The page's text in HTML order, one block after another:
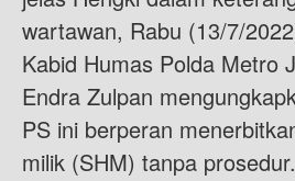
wartawan, Rabu (13/7/
Kabid Humas Polda Metro
Endra Zulpan
PS ini berperan
milik (SHM) tanpa